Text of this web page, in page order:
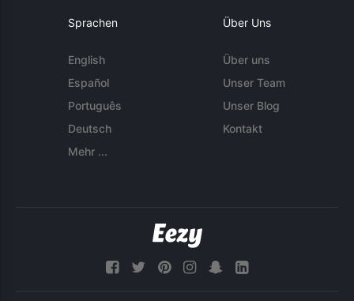
Sprachen
English
Español
Português
Deutsch
Mehr ...
Über Uns
Über uns
Unser Team
Unser Blog
Kontakt